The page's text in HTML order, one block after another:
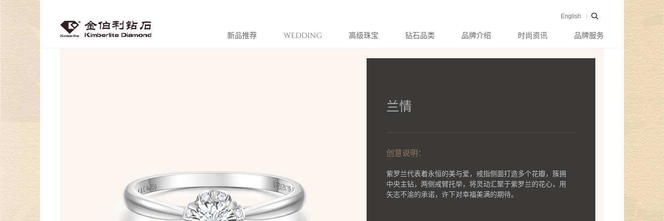
English
新品推荐 WEDDING 高级珠宝 钻石品类 品牌介绍 时尚资讯 品牌服务
兰情
创意说明：
紫罗兰代表着永恒的美与爱，戒指侧面打造多个花瓣，簇拥
中央主钻，两侧戒臂托举，将灵动汇聚于紫罗兰的花心，用
矢志不渝的承诺，许下对幸福美满的期待。